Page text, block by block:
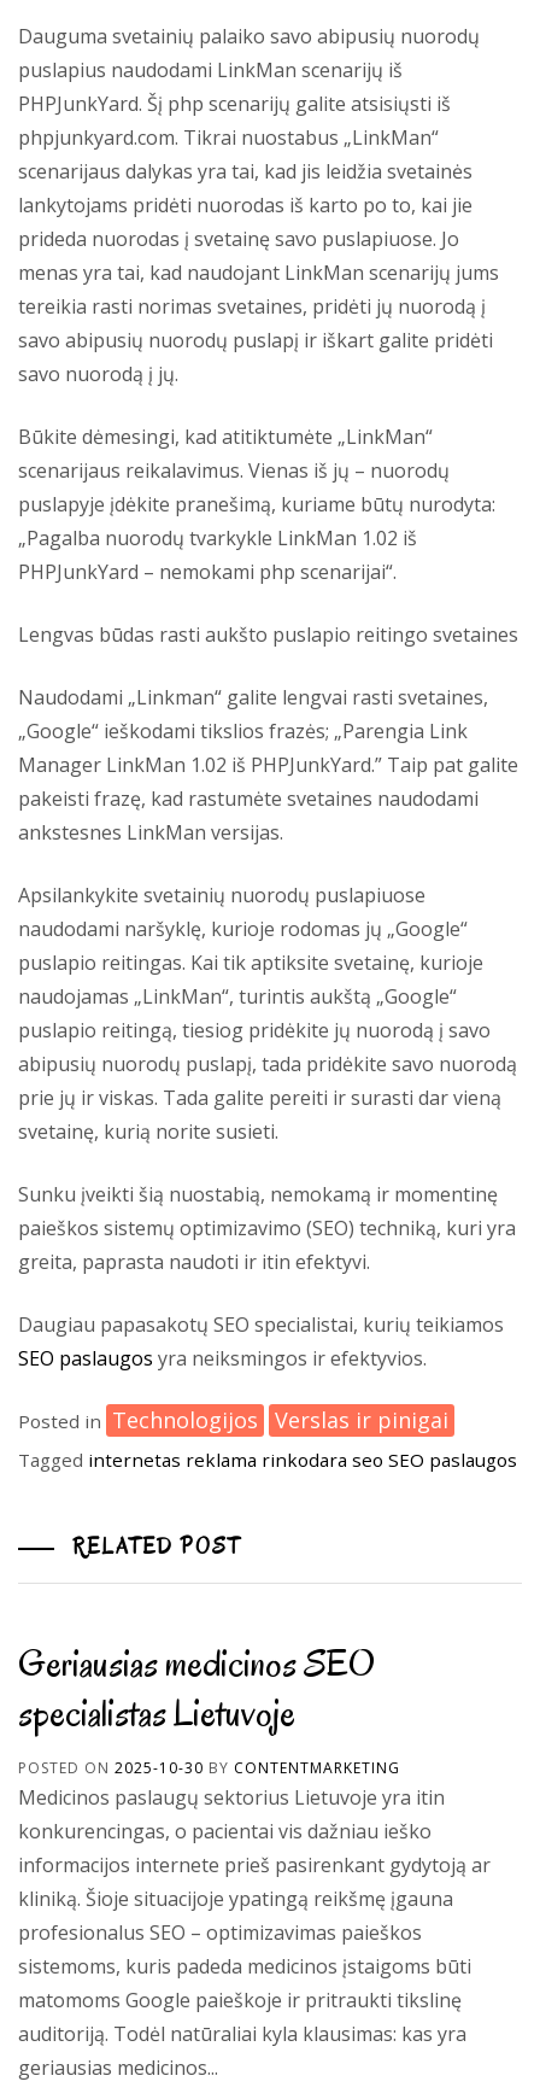
Dauguma svetainių palaiko savo abipusių nuorodų
puslapius naudodami LinkMan scenarijų iš
PHPJunkYard. Šį php scenarijų galite atsisiųsti iš
phpjunkyard.com. Tikrai nuostabus „LinkMan“
scenarijaus dalykas yra tai, kad jis leidžia svetainės
lankytojams pridėti nuorodas iš karto po to, kai jie
prideda nuorodas į svetainę savo puslapiuose. Jo
menas yra tai, kad naudojant LinkMan scenarijų jums
tereikia rasti norimas svetaines, pridėti jų nuorodą į
savo abipusių nuorodų puslapį ir iškart galite pridėti
savo nuorodą į jų.
Būkite dėmesingi, kad atitiktumėte „LinkMan“
scenarijaus reikalavimus. Vienas iš jų – nuorodų
puslapyje įdėkite pranešimą, kuriame būtų nurodyta:
„Pagalba nuorodų tvarkykle LinkMan 1.02 iš
PHPJunkYard – nemokami php scenarijai“.
Lengvas būdas rasti aukšto puslapio reitingo svetaines
Naudodami „Linkman“ galite lengvai rasti svetaines,
„Google“ ieškodami tikslios frazės; „Parengia Link
Manager LinkMan 1.02 iš PHPJunkYard.” Taip pat galite
pakeisti frazę, kad rastumėte svetaines naudodami
ankstesnes LinkMan versijas.
Apsilankykite svetainių nuorodų puslapiuose
naudodami naršyklę, kurioje rodomas jų „Google“
puslapio reitingas. Kai tik aptiksite svetainę, kurioje
naudojamas „LinkMan“, turintis aukštą „Google“
puslapio reitingą, tiesiog pridėkite jų nuorodą į savo
abipusių nuorodų puslapį, tada pridėkite savo nuorodą
prie jų ir viskas. Tada galite pereiti ir surasti dar vieną
svetainę, kurią norite susieti.
Sunku įveikti šią nuostabią, nemokamą ir momentinę
paieškos sistemų optimizavimo (SEO) techniką, kuri yra
greita, paprasta naudoti ir itin efektyvi.
Daugiau papasakotų SEO specialistai, kurių teikiamos
SEO paslaugos yra neiksmingos ir efektyvios.
Posted in Technologijos Verslas ir pinigai
Tagged internetas reklama rinkodara seo SEO paslaugos
RELATED POST
Geriausias medicinos SEO
specialistas Lietuvoje
POSTED ON 2025-10-30 BY CONTENTMARKETING
Medicinos paslaugų sektorius Lietuvoje yra itin
konkurencingas, o pacientai vis dažniau ieško
informacijos internete prieš pasirenkant gydytoją ar
kliniką. Šioje situacijoje ypatingą reikšmę įgauna
profesionalus SEO – optimizavimas paieškos
sistemoms, kuris padeda medicinos įstaigoms būti
matomoms Google paieškoje ir pritraukti tikslinę
auditoriją. Todėl natūraliai kyla klausimas: kas yra
geriausias medicinos...